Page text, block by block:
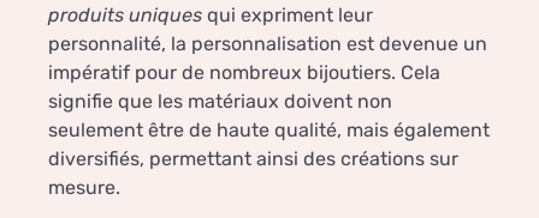
produits uniques qui expriment leur
personnalité, la personnalisation est devenue un
impératif pour de nombreux bijoutiers. Cela
signifie que les matériaux doivent non
seulement être de haute qualité, mais également
diversifiés, permettant ainsi des créations sur
mesure.